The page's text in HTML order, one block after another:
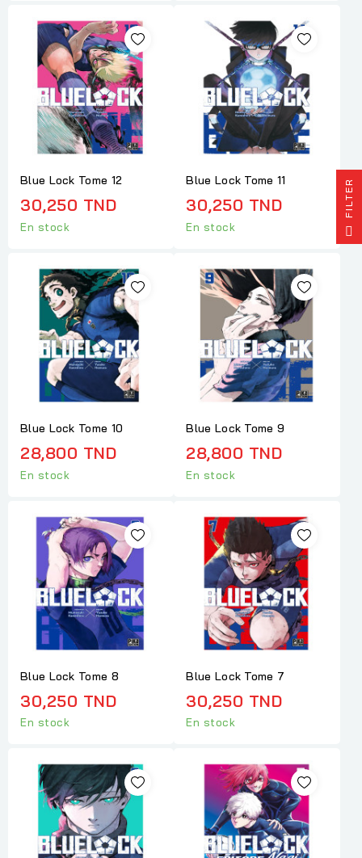
Blue Lock Tome 12
30,250 TND
En stock
Blue Lock Tome 11
30,250 TND
En stock
Blue Lock Tome 10
28,800 TND
En stock
Blue Lock Tome 9
28,800 TND
En stock
Blue Lock Tome 8
30,250 TND
En stock
Blue Lock Tome 7
30,250 TND
En stock
R